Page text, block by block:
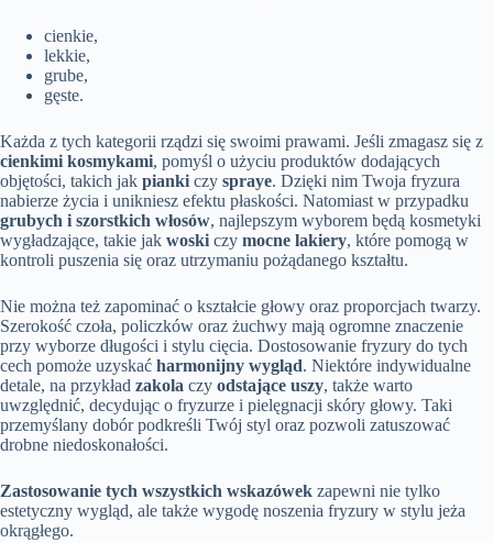
cienkie,
lekkie,
grube,
gęste.
Każda z tych kategorii rządzi się swoimi prawami. Jeśli zmagasz się z
cienkimi kosmykami, pomyśl o użyciu produktów dodających
objętości, takich jak pianki czy spraye. Dzięki nim Twoja fryzura
nabierze życia i unikniesz efektu płaskości. Natomiast w przypadku
grubych i szorstkich włosów, najlepszym wyborem będą kosmetyki
wygładzające, takie jak woski czy mocne lakiery, które pomogą w
kontroli puszenia się oraz utrzymaniu pożądanego kształtu.
Nie można też zapominać o kształcie głowy oraz proporcjach twarzy.
Szerokość czoła, policzków oraz żuchwy mają ogromne znaczenie
przy wyborze długości i stylu cięcia. Dostosowanie fryzury do tych
cech pomoże uzyskać harmonijny wygląd. Niektóre indywidualne
detale, na przykład zakola czy odstające uszy, także warto
uwzględnić, decydując o fryzurze i pielęgnacji skóry głowy. Taki
przemyślany dobór podkreśli Twój styl oraz pozwoli zatuszować
drobne niedoskonałości.
Zastosowanie tych wszystkich wskazówek zapewni nie tylko
estetyczny wygląd, ale także wygodę noszenia fryzury w stylu jeża
okrągłego.